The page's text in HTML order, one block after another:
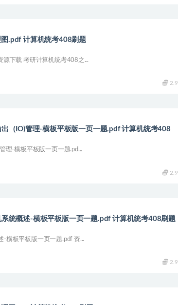
.pdf 计算机统考408刷题
下载 考研计算机统考408之...
2.9
（IO)管理-横板平板版一页一题.pdf 计算机统考408
理-横板平板版一页一题.pd...
2.9
统概述-横板平板版一页一题.pdf 计算机统考408刷题
横板平板版一页一题.pdf 资...
2.9